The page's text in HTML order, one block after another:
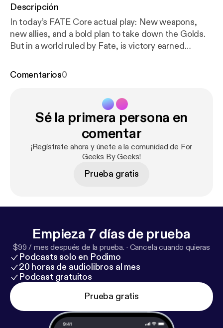
Descripción
In today’s FATE Core actual play: New weapons,
new allies, and a bold plan to take down the Golds.
But in a world ruled by Fate, is victory earned
SOCIALS Twitch:
s://twitter.com/ForGeeksByGeeks
ww.tiktok.com/@forgeeksbygeeks⁠CAST
SOCIALSOH SHINE BRIGHTERhttps://www.twitc
h.tv/ohshinebrightDERRYPUBLIC RADIO:
https://w
ww.instagram.com/derrypublicradioBIRDS
Dice Accessories (Affiliate)https://minstrel.store/?s
Comentarios0
Sé la primera persona en
comentar
¡Regístrate ahora y únete a la comunidad de For
Geeks By Geeks!
Prueba gratis
Empieza 7 días de prueba
$99 / mes después de la prueba. · Cancela cuando quieras
Podcasts solo en Podimo
20 horas de audiolibros al mes
Podcast gratuitos
Prueba gratis